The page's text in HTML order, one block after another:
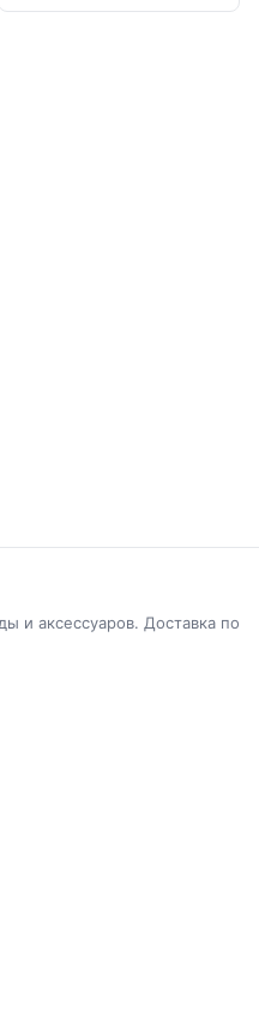
и аксессуаров. Доставка по